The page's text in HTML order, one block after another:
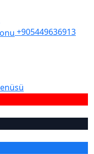
+905449636913